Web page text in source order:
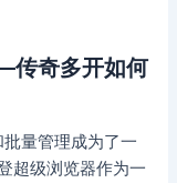
传奇多开如何
量管理成为了一
超级浏览器作为一